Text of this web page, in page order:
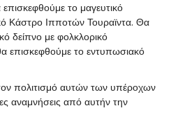
το μαγευτικό
Κάστρο Ιπποτών Τουραϊντα. Θα
δείπνο με φολκλορικό
επισκεφθούμε το εντυπωσιακό
πολιτισμό αυτών των υπέροχων
αναμνήσεις από αυτήν την